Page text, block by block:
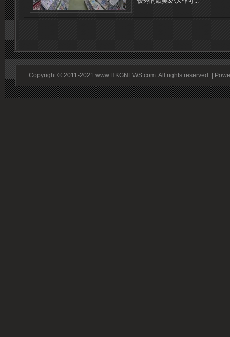
Copyright © 2011-2021 www.HKGNEWS.com. All rights reserved. |